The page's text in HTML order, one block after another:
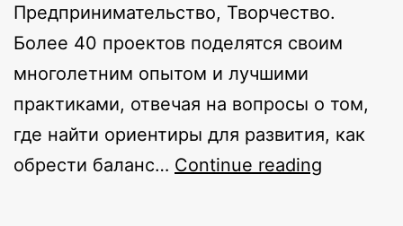
Предпринимательство, Творчество.
Более 40 проектов поделятся своим
многолетним опытом и лучшими
практиками, отвечая на вопросы о том,
где найти ориентиры для развития, как
обрести баланс… Continue reading